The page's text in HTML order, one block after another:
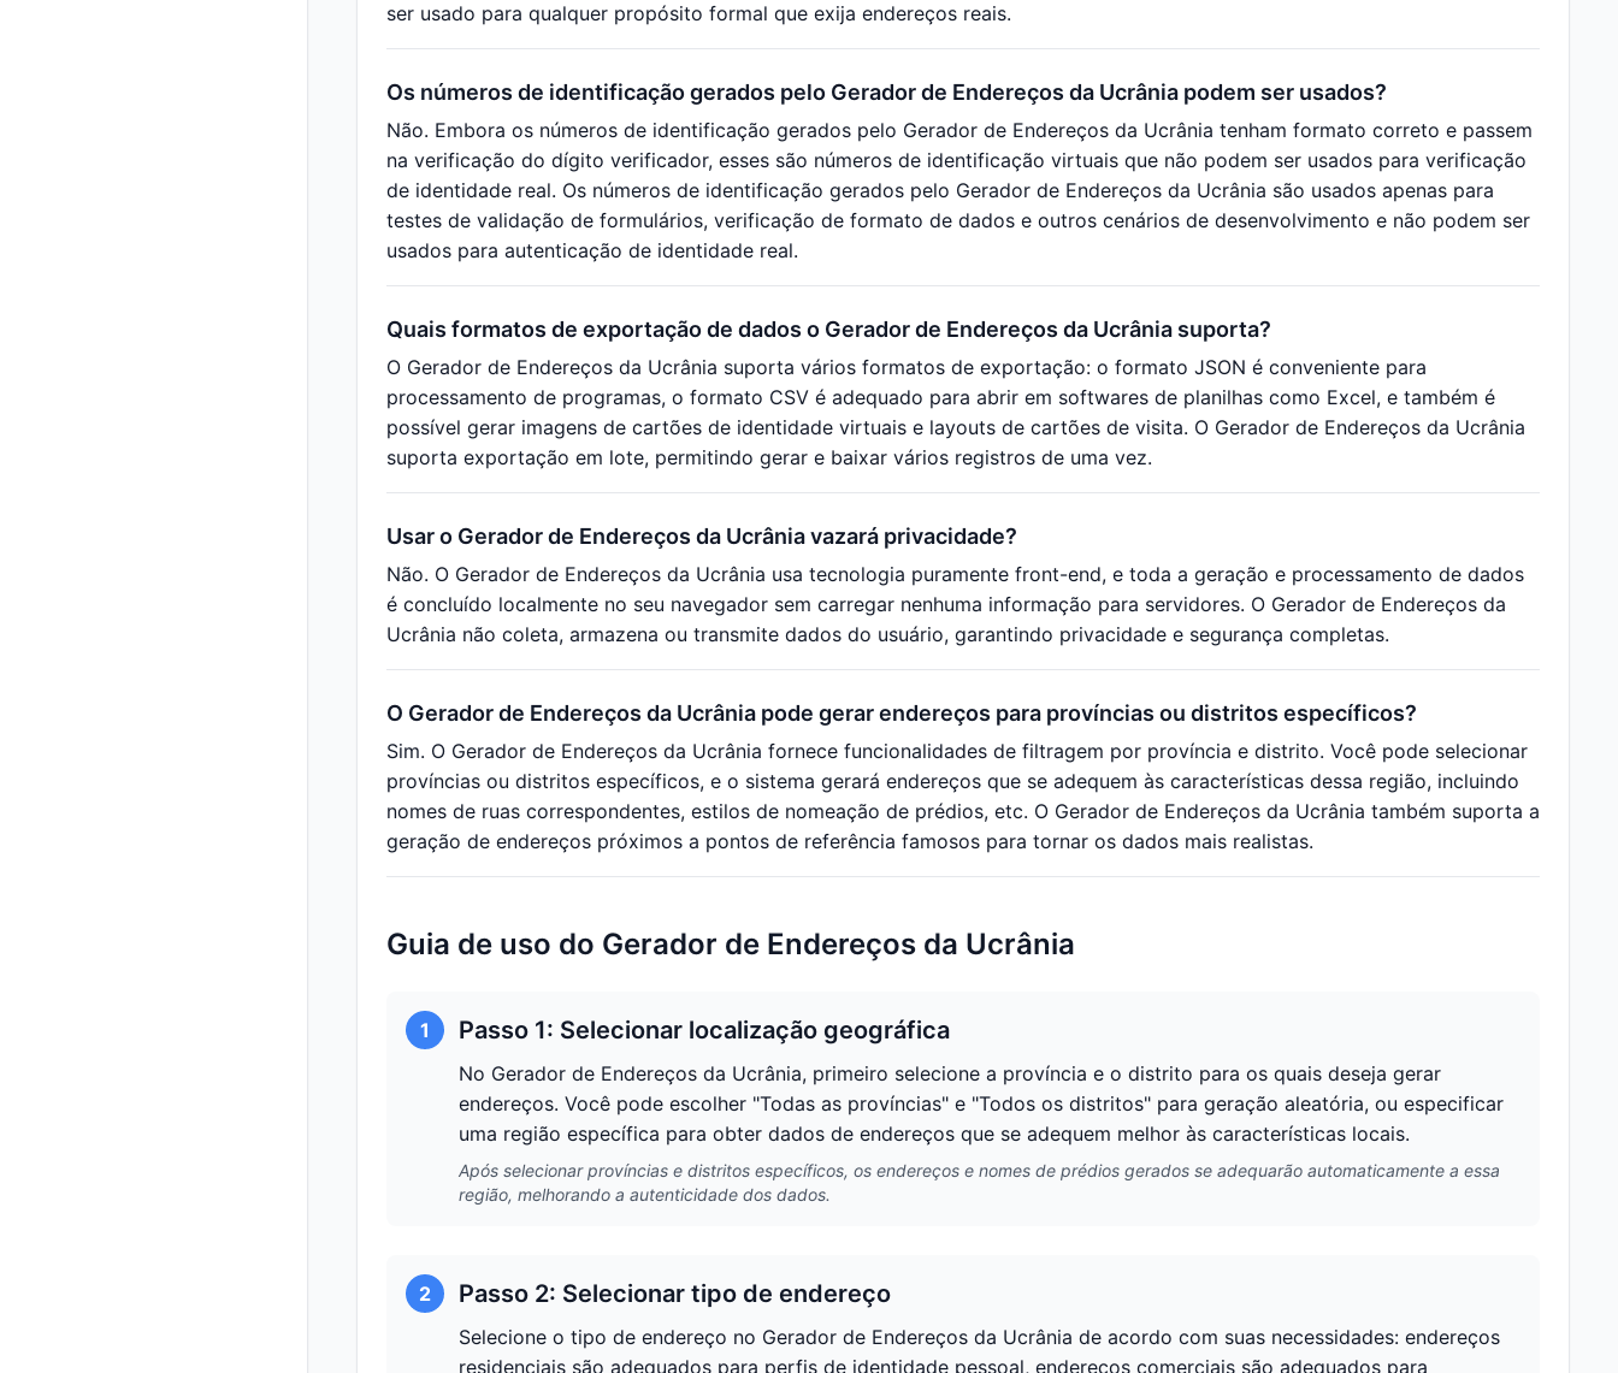
ser usado para qualquer propósito formal que exija endereços reais.
Os números de identificação gerados pelo Gerador de Endereços da Ucrânia podem ser usados?
Não. Embora os números de identificação gerados pelo Gerador de Endereços da Ucrânia tenham formato correto e passem
na verificação do dígito verificador, esses são números de identificação virtuais que não podem ser usados para verificação
de identidade real. Os números de identificação gerados pelo Gerador de Endereços da Ucrânia são usados apenas para
testes de validação de formulários, verificação de formato de dados e outros cenários de desenvolvimento e não podem ser
usados para autenticação de identidade real.
Quais formatos de exportação de dados o Gerador de Endereços da Ucrânia suporta?
O Gerador de Endereços da Ucrânia suporta vários formatos de exportação: o formato JSON é conveniente para
processamento de programas, o formato CSV é adequado para abrir em softwares de planilhas como Excel, e também é
possível gerar imagens de cartões de identidade virtuais e layouts de cartões de visita. O Gerador de Endereços da Ucrânia
suporta exportação em lote, permitindo gerar e baixar vários registros de uma vez.
Usar o Gerador de Endereços da Ucrânia vazará privacidade?
Não. O Gerador de Endereços da Ucrânia usa tecnologia puramente front-end, e toda a geração e processamento de dados
é concluído localmente no seu navegador sem carregar nenhuma informação para servidores. O Gerador de Endereços da
Ucrânia não coleta, armazena ou transmite dados do usuário, garantindo privacidade e segurança completas.
O Gerador de Endereços da Ucrânia pode gerar endereços para províncias ou distritos específicos?
Sim. O Gerador de Endereços da Ucrânia fornece funcionalidades de filtragem por província e distrito. Você pode selecionar
províncias ou distritos específicos, e o sistema gerará endereços que se adequem às características dessa região, incluindo
nomes de ruas correspondentes, estilos de nomeação de prédios, etc. O Gerador de Endereços da Ucrânia também suporta a
geração de endereços próximos a pontos de referência famosos para tornar os dados mais realistas.
Guia de uso do Gerador de Endereços da Ucrânia
1 Passo 1: Selecionar localização geográfica
No Gerador de Endereços da Ucrânia, primeiro selecione a província e o distrito para os quais deseja gerar
endereços. Você pode escolher "Todas as províncias" e "Todos os distritos" para geração aleatória, ou especificar
uma região específica para obter dados de endereços que se adequem melhor às características locais.
Após selecionar províncias e distritos específicos, os endereços e nomes de prédios gerados se adequarão automaticamente a essa
região, melhorando a autenticidade dos dados.
2 Passo 2: Selecionar tipo de endereço
Selecione o tipo de endereço no Gerador de Endereços da Ucrânia de acordo com suas necessidades: endereços
residenciais são adequados para perfis de identidade pessoal, endereços comerciais são adequados para